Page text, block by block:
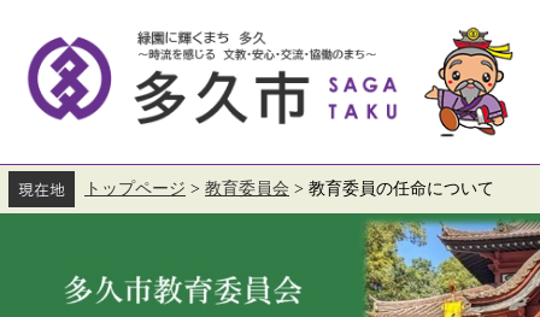
す。
し
本
トップページ > 教育委員会 > 教育委員の任命について